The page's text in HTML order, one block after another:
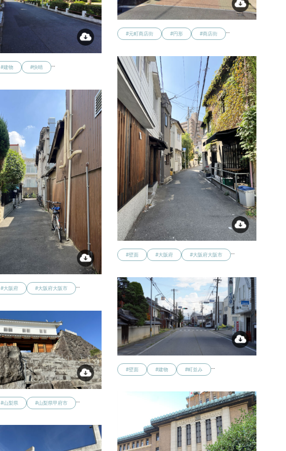
#元町商店街 #円形 #商店街 …
#建物 #快晴 …
#壁面 #大阪府 #大阪府大阪市 …
#大阪府 #大阪府大阪市 …
#壁面 #建物 #町並み
#山梨県 #山梨県甲府市